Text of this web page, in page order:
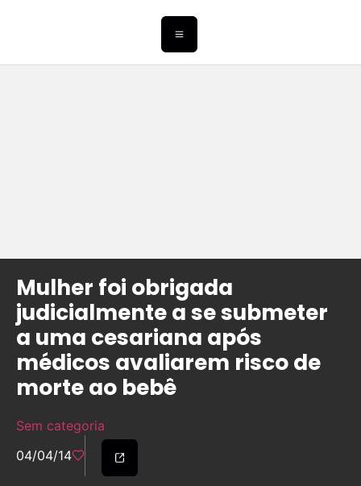
Mulher foi obrigada
judicialmente a se submeter
a uma cesariana após
médicos avaliarem risco de
morte ao bebê
Sem categoria
04/04/14